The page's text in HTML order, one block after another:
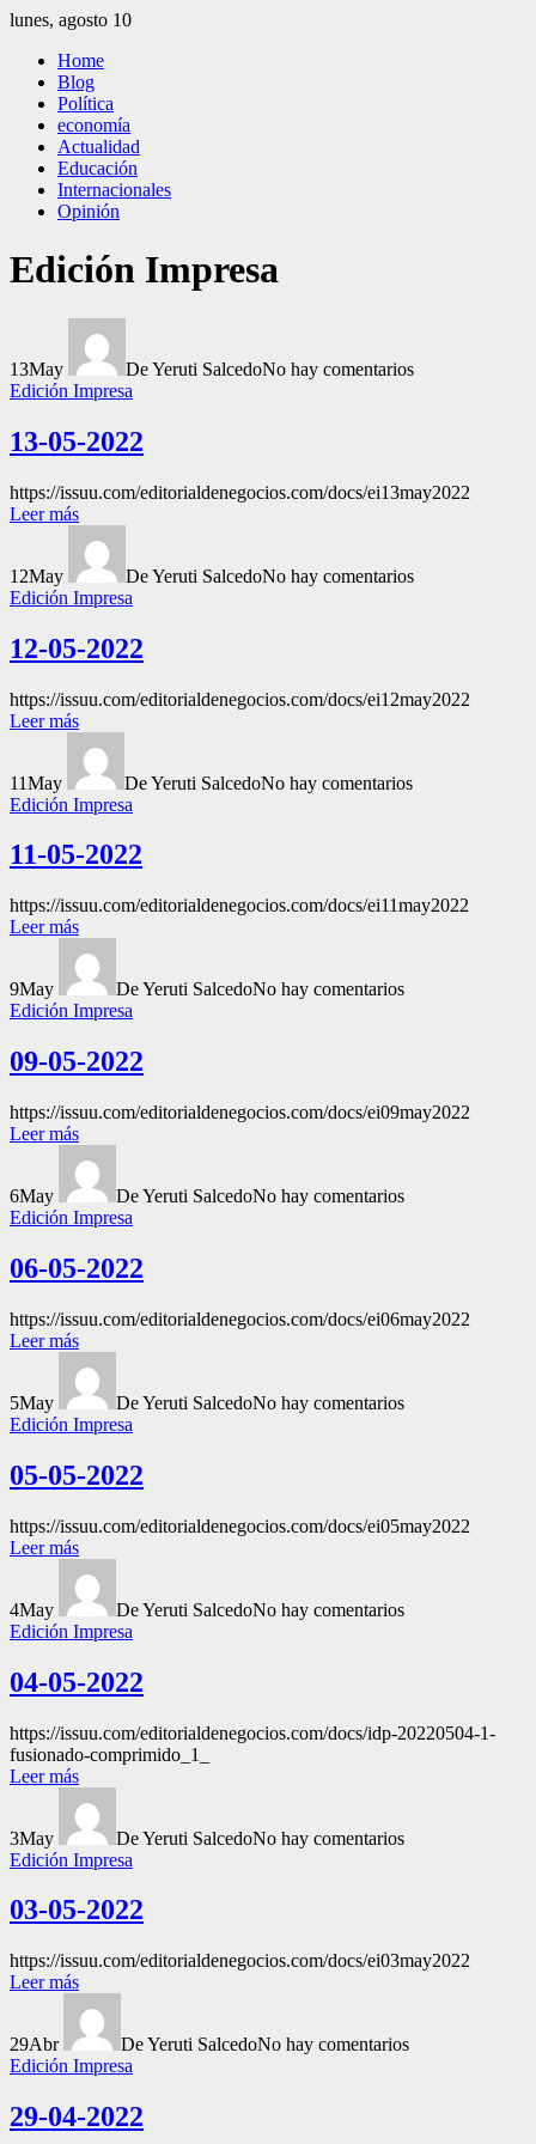
Saltar
contenido
lunes, agosto 10
El Independiente
El independiente Libre y Transparente
Home
Blog
Política
economía
Actualidad
Educación
Internacionales
Opinión
Edición Impresa
13May De Yeruti SalcedoNo hay comentarios
Edición Impresa
13-05-2022
https://issuu.com/editorialdenegocios.com/docs/ei13may2022
Leer más
12May De Yeruti SalcedoNo hay comentarios
Edición Impresa
12-05-2022
https://issuu.com/editorialdenegocios.com/docs/ei12may2022
Leer más
11May De Yeruti SalcedoNo hay comentarios
Edición Impresa
11-05-2022
https://issuu.com/editorialdenegocios.com/docs/ei11may2022
Leer más
9May De Yeruti SalcedoNo hay comentarios
Edición Impresa
09-05-2022
https://issuu.com/editorialdenegocios.com/docs/ei09may2022
Leer más
6May De Yeruti SalcedoNo hay comentarios
Edición Impresa
06-05-2022
https://issuu.com/editorialdenegocios.com/docs/ei06may2022
Leer más
5May De Yeruti SalcedoNo hay comentarios
Edición Impresa
05-05-2022
https://issuu.com/editorialdenegocios.com/docs/ei05may2022
Leer más
4May De Yeruti SalcedoNo hay comentarios
Edición Impresa
04-05-2022
https://issuu.com/editorialdenegocios.com/docs/idp-20220504-1-
fusionado-comprimido_1_
Leer más
3May De Yeruti SalcedoNo hay comentarios
Edición Impresa
03-05-2022
https://issuu.com/editorialdenegocios.com/docs/ei03may2022
Leer más
29Abr De Yeruti SalcedoNo hay comentarios
Edición Impresa
29-04-2022